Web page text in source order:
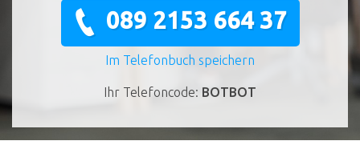
089 2153 664 37
Im Telefonbuch speichern
Ihr Telefoncode: BOTBOT